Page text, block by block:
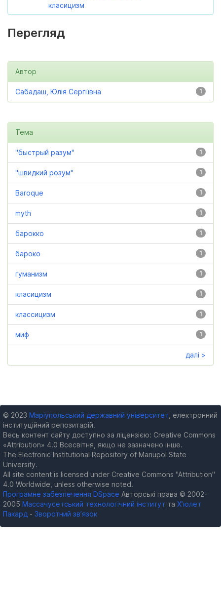
класицизм
Перегляд
Автор
1
Сабадаш, Юлія Сергіївна
Тема
1
"быстрый разум"
1
"швидкий розум"
1
Baroque
1
myth
1
барокко
1
бароко
1
гуманизм
1
класицизм
1
классицизм
1
миф
далі >
© 2023 Маріупольський державний університет , електронний
інституційний репозитарій.
Весь контент сайту доступно за ліцензією: Creative Commons
«Attribution» 4.0 Всесвітня, якщо не зазначено інше.
The Electronic Institutional Repository of Mariupol State
University.
All site content is licensed under Creative Commons "Attribution"
4.0 Worldwide, unless otherwise noted.
Програмне забезпечення DSpace Авторські права © 2002-
2005 Массачусетський технологічний інститут та Х’юлет
Пакард - Зворотний зв’язок